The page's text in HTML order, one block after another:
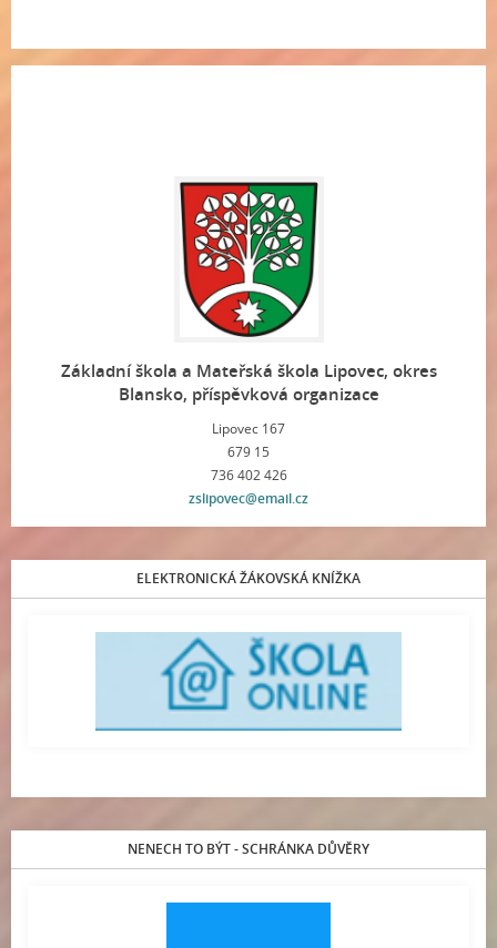
Základní škola a Mateřská škola Lipovec, okres
Blansko, příspěvková organizace
Lipovec 167
679 15
736 402 426
zslipovec@email.cz
ELEKTRONICKÁ ŽÁKOVSKÁ KNÍŽKA
NENECH TO BÝT - SCHRÁNKA DŮVĚRY